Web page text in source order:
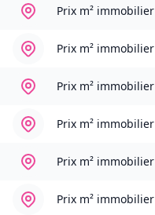
Prix m² immobilier
Prix m² immobilier
Prix m² immobilier
Prix m² immobilier
Prix m² immobilier
Prix m² immobilier